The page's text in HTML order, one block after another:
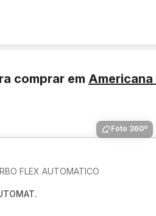
comprar em Americana
Foto 360º
FLEX AUTOMATICO